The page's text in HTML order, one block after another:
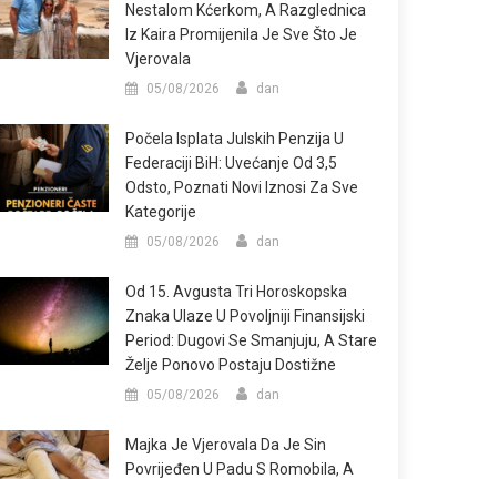
Nestalom Kćerkom, A Razglednica
Iz Kaira Promijenila Je Sve Što Je
Vjerovala
05/08/2026 dan
Počela Isplata Julskih Penzija U
Federaciji BiH: Uvećanje Od 3,5
Odsto, Poznati Novi Iznosi Za Sve
Kategorije
05/08/2026 dan
Od 15. Avgusta Tri Horoskopska
Znaka Ulaze U Povoljniji Finansijski
Period: Dugovi Se Smanjuju, A Stare
Želje Ponovo Postaju Dostižne
05/08/2026 dan
Majka Je Vjerovala Da Je Sin
Povrijeđen U Padu S Romobila, A